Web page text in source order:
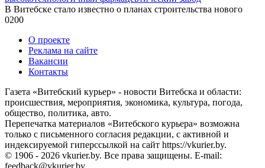
В Витебске стало известно о планах строительства нового
0200
О проекте
Реклама на сайте
Вакансии
Контакты
Газета «Витебский курьер» - новости Витебска и области:
происшествия, мероприятия, экономика, культура, погода,
общество, политика, авто.
Перепечатка материалов «Витебского курьера» возможна
только с письменного согласия редакции, с активной и
индексируемой гиперссылкой на сайт https://vkurier.by.
© 1906 - 2026 vkurier.by. Все права защищены. E-mail:
feedback@vkurier.by